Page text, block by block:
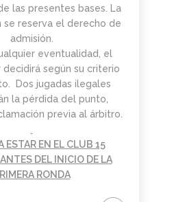
las presentes bases. La
se reserva el derecho de
admisión.
eventualidad, el
decidirá según su criterio
Dos jugadas ilegales
la pérdida del punto,
previa al árbitro.
ESTAR EN EL CLUB 15
DEL INICIO DE LA
RONDA